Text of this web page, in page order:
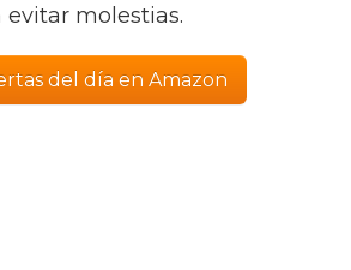
evitar molestias.
del día en Amazon